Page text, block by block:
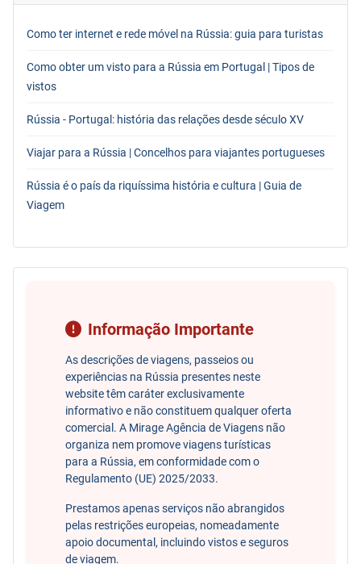
Como ter internet e rede móvel na Rússia: guia para turistas
Como obter um visto para a Rússia em Portugal | Tipos de
vistos
Rússia - Portugal: história das relações desde século XV
Viajar para a Rússia | Concelhos para viajantes portugueses
Rússia é o país da riquíssima história e cultura | Guia de
Viagem
Informação Importante
As descrições de viagens, passeios ou
experiências na Rússia presentes neste
website têm caráter exclusivamente
informativo e não constituem qualquer oferta
comercial. A Mirage Agência de Viagens não
organiza nem promove viagens turísticas
para a Rússia, em conformidade com o
Regulamento (UE) 2025/2033.
Prestamos apenas serviços não abrangidos
pelas restrições europeias, nomeadamente
apoio documental, incluindo vistos e seguros
de viagem.